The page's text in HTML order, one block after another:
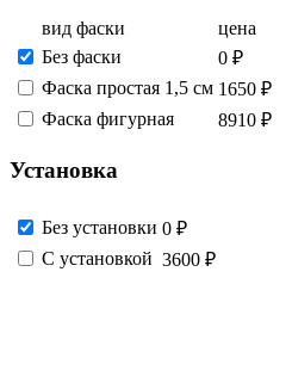
вид фаски
цена
Без фаски
0 ₽
Фаска простая 1,5 см 1650 ₽
Фаска фигурная
8910 ₽
Установка
Без установки 0 ₽
С установкой 3600 ₽